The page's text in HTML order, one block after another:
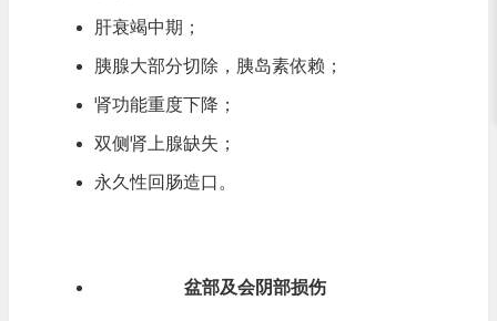
肝衰竭中期；
胰腺大部分切除，胰岛素依赖；
肾功能重度下降；
双侧肾上腺缺失；
永久性回肠造口。
盆部及会阴部损伤